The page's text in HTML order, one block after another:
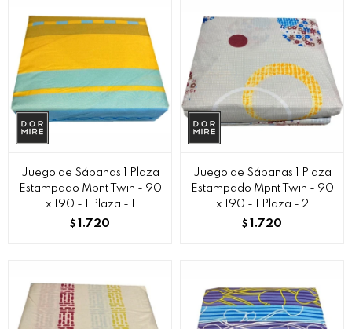
Juego de Sábanas 1 Plaza
Estampado Mpnt Twin - 90
x 190 - 1 Plaza - 1
$ 1.720
Juego de Sábanas 1 Plaza
Estampado Mpnt Twin - 90
x 190 - 1 Plaza - 2
$ 1.720